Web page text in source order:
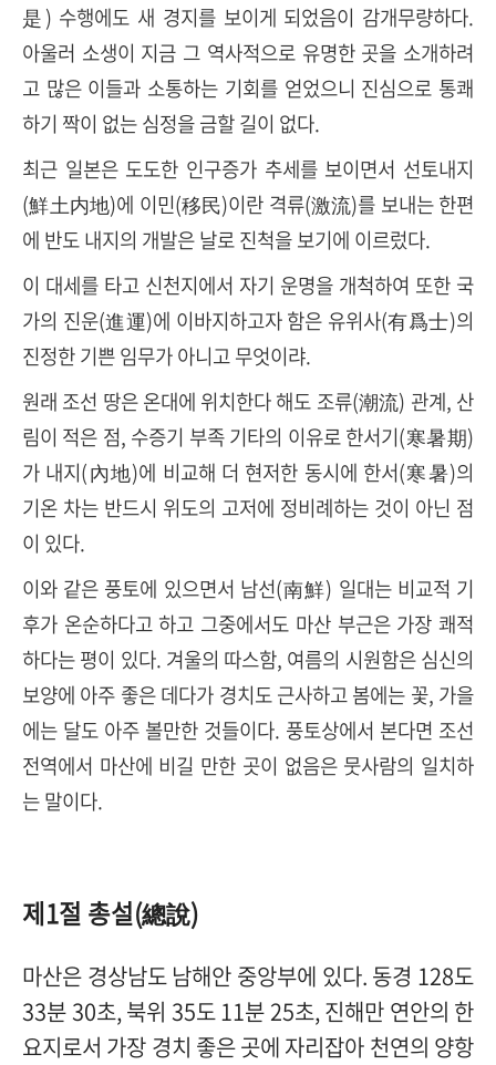
是) 수행에도 새 경지를 보이게 되었음이 감개무량하다.
아울러 소생이 지금 그 역사적으로 유명한 곳을 소개하려
고 많은 이들과 소통하는 기회를 얻었으니 진심으로 통쾌
하기 짝이 없는 심정을 금할 길이 없다.
최근 일본은 도도한 인구증가 추세를 보이면서 선토내지
(鮮土内地)에 이민(移民)이란 격류(激流)를 보내는 한편
에 반도 내지의 개발은 날로 진척을 보기에 이르렀다.
이 대세를 타고 신천지에서 자기 운명을 개척하여 또한 국
가의 진운(進運)에 이바지하고자 함은 유위사(有爲士)의
진정한 기쁜 임무가 아니고 무엇이랴.
원래 조선 땅은 온대에 위치한다 해도 조류(潮流) 관계, 산
림이 적은 점, 수증기 부족 기타의 이유로 한서기(寒暑期)
가 내지(內地)에 비교해 더 현저한 동시에 한서(寒暑)의
기온 차는 반드시 위도의 고저에 정비례하는 것이 아닌 점
이 있다.
이와 같은 풍토에 있으면서 남선(南鮮) 일대는 비교적 기
후가 온순하다고 하고 그중에서도 마산 부근은 가장 쾌적
하다는 평이 있다. 겨울의 따스함, 여름의 시원함은 심신의
보양에 아주 좋은 데다가 경치도 근사하고 봄에는 꽃, 가을
에는 달도 아주 볼만한 것들이다. 풍토상에서 본다면 조선
전역에서 마산에 비길 만한 곳이 없음은 뭇사람의 일치하
는 말이다.
제1절 총설(總說)
마산은 경상남도 남해안 중앙부에 있다. 동경 128도
33분30초,북위 35도11분25초,진해만 연안의 한
요지로서 가장 경치 좋은 곳에 자리잡아 천연의 양항